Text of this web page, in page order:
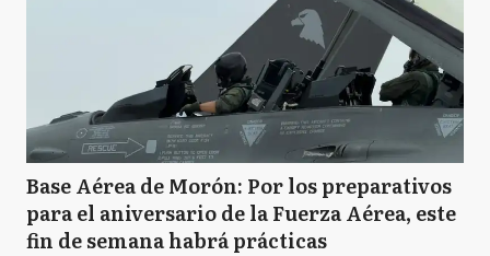
Base Aérea de Morón: Por los preparativos
para el aniversario de la Fuerza Aérea, este
fin de semana habrá prácticas